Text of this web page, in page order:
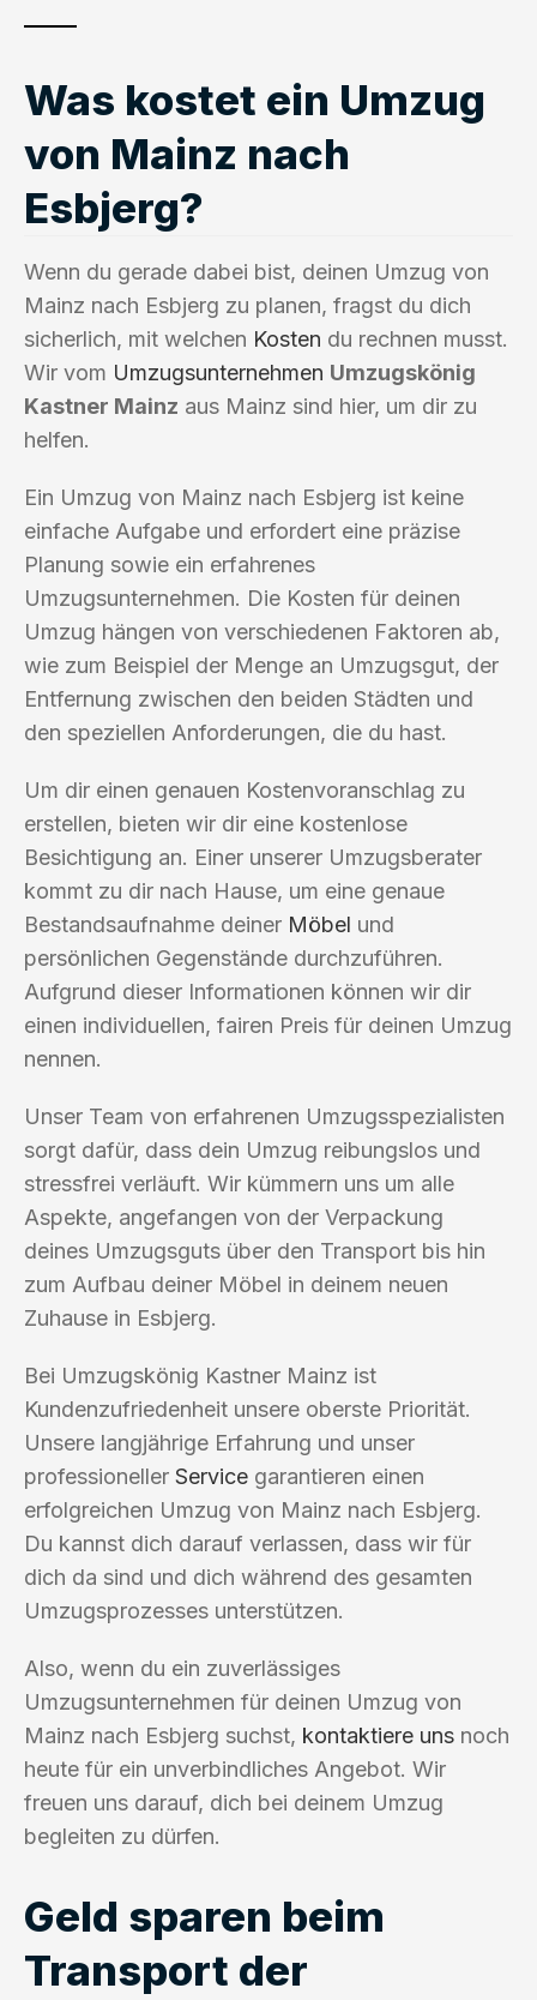
Was kostet ein Umzug
von Mainz nach
Esbjerg?
Wenn du gerade dabei bist, deinen Umzug von
Mainz nach Esbjerg zu planen, fragst du dich
sicherlich, mit welchen Kosten du rechnen musst.
Wir vom Umzugsunternehmen Umzugskönig
Kastner Mainz aus Mainz sind hier, um dir zu
helfen.
Ein Umzug von Mainz nach Esbjerg ist keine
einfache Aufgabe und erfordert eine präzise
Planung sowie ein erfahrenes
Umzugsunternehmen. Die Kosten für deinen
Umzug hängen von verschiedenen Faktoren ab,
wie zum Beispiel der Menge an Umzugsgut, der
Entfernung zwischen den beiden Städten und
den speziellen Anforderungen, die du hast.
Um dir einen genauen Kostenvoranschlag zu
erstellen, bieten wir dir eine kostenlose
Besichtigung an. Einer unserer Umzugsberater
kommt zu dir nach Hause, um eine genaue
Bestandsaufnahme deiner Möbel und
persönlichen Gegenstände durchzuführen.
Aufgrund dieser Informationen können wir dir
einen individuellen, fairen Preis für deinen Umzug
nennen.
Unser Team von erfahrenen Umzugsspezialisten
sorgt dafür, dass dein Umzug reibungslos und
stressfrei verläuft. Wir kümmern uns um alle
Aspekte, angefangen von der Verpackung
deines Umzugsguts über den Transport bis hin
zum Aufbau deiner Möbel in deinem neuen
Zuhause in Esbjerg.
Bei Umzugskönig Kastner Mainz ist
Kundenzufriedenheit unsere oberste Priorität.
Unsere langjährige Erfahrung und unser
professioneller Service garantieren einen
erfolgreichen Umzug von Mainz nach Esbjerg.
Du kannst dich darauf verlassen, dass wir für
dich da sind und dich während des gesamten
Umzugsprozesses unterstützen.
Also, wenn du ein zuverlässiges
Umzugsunternehmen für deinen Umzug von
Mainz nach Esbjerg suchst, kontaktiere uns noch
heute für ein unverbindliches Angebot. Wir
freuen uns darauf, dich bei deinem Umzug
begleiten zu dürfen.
Geld sparen beim
Transport der